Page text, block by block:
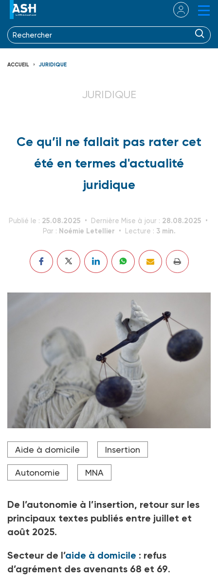
ACCUEIL JURIDIQUE
JURIDIQUE
Ce qu’il ne fallait pas rater cet
été en termes d'actualité
juridique
Publié le : 25.08.2025 Dernière Mise à jour : 28.08.2025
Par : Noémie Letellier Lecture : 3 min.
En ce qui concerne le tableau de bord de
performances du secteur médico-social, un arrêté en
"spécifique", de la plateforme "générique".
Aide à domicile Insertion
Autonomie MNA
De l’autonomie à l’insertion, retour sur les
principaux textes publiés entre juillet et
août 2025.
Secteur de l’aide à domicile : refus
d’agrément des avenants 68 et 69.